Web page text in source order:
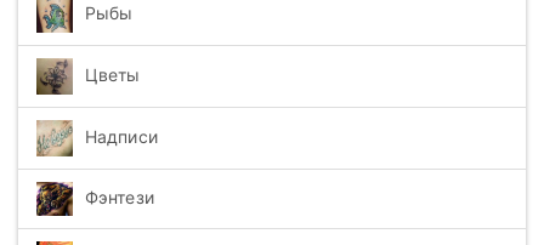
Рыбы
Цветы
Надписи
Фэнтези